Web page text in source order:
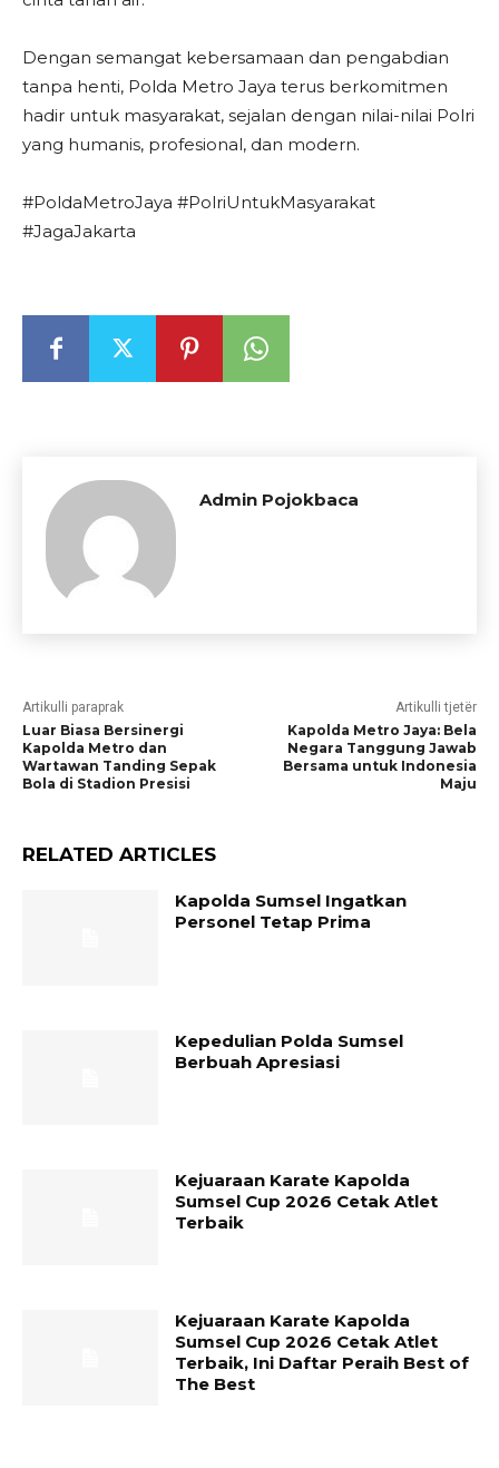
Dengan semangat kebersamaan dan pengabdian
tanpa henti, Polda Metro Jaya terus berkomitmen
hadir untuk masyarakat, sejalan dengan nilai-nilai Polri
yang humanis, profesional, dan modern.
#PoldaMetroJaya #PolriUntukMasyarakat
#JagaJakarta
Admin Pojokbaca
Artikulli paraprak
Luar Biasa Bersinergi
Kapolda Metro dan
Wartawan Tanding Sepak
Bola di Stadion Presisi
Artikulli tjetër
Kapolda Metro Jaya: Bela
Negara Tanggung Jawab
Bersama untuk Indonesia
Maju
RELATED ARTICLES
Kapolda Sumsel Ingatkan
Personel Tetap Prima
Kepedulian Polda Sumsel
Berbuah Apresiasi
Kejuaraan Karate Kapolda
Sumsel Cup 2026 Cetak Atlet
Terbaik
Kejuaraan Karate Kapolda
Sumsel Cup 2026 Cetak Atlet
Terbaik, Ini Daftar Peraih Best of
The Best